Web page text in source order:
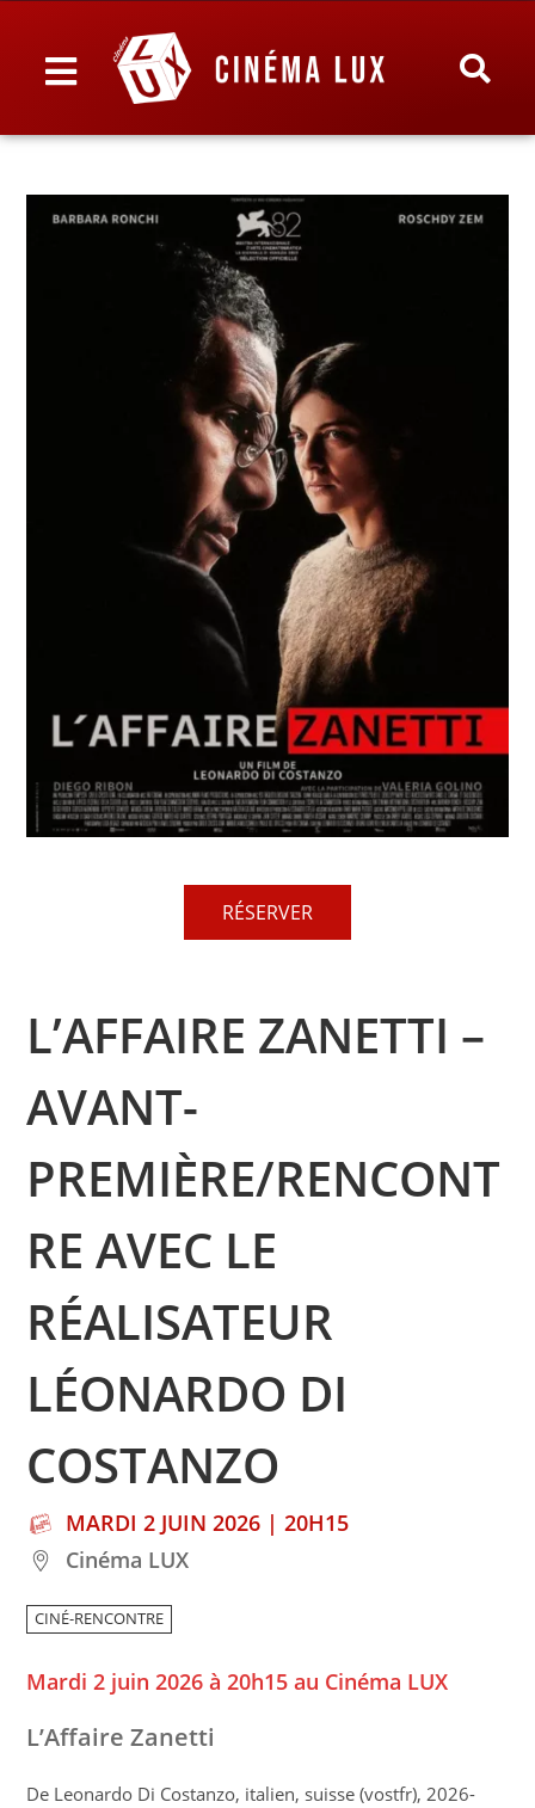
RÉSERVER
L’AFFAIRE ZANETTI –
AVANT-
PREMIÈRE/RENCONT
RE AVEC LE
RÉALISATEUR
LÉONARDO DI
COSTANZO
MARDI 2 JUIN 2026 | 20H15
Cinéma LUX
CINÉ-RENCONTRE
Mardi 2 juin 2026 à 20h15 au Cinéma LUX
L’Affaire Zanetti
De Leonardo Di Costanzo, italien, suisse (vostfr), 2026-